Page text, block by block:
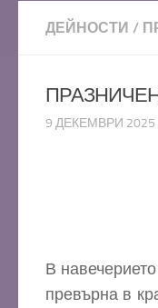
ДЕЙНОСТИ /
9 ДЕКЕМВРИ 2025
В
превърна в